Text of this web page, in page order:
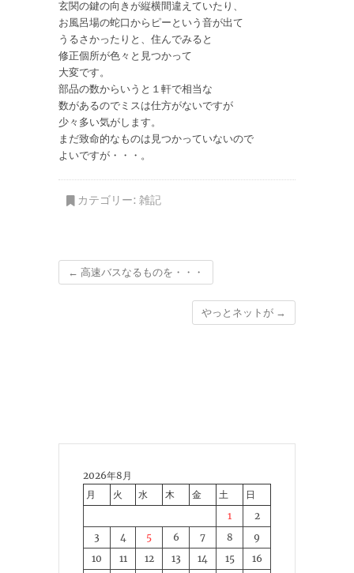
玄関の鍵の向きが縦横間違えていたり、
お風呂場の蛇口からピーという音が出て
うるさかったりと、住んでみると
修正個所が色々と見つかって
大変です。
部品の数からいうと１軒で相当な
数があるのでミスは仕方がないですが
少々多い気がします。
まだ致命的なものは見つかっていないので
よいですが・・・。
カテゴリー: 雑記
← 高速バスなるものを・・・
やっとネットが →
2026年8月
月
火 水 木 金 土
日
1
2
3
4 5 6 7 8
9
10
11 12 13 14 15
16